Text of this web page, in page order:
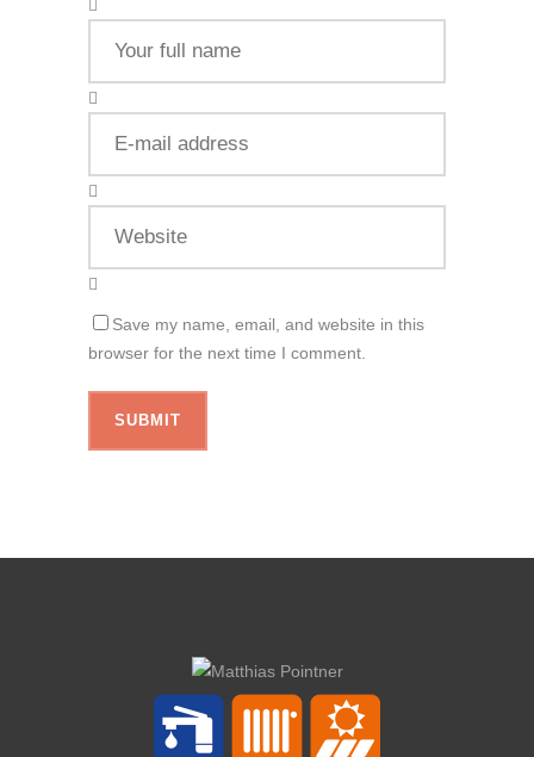
Save my name, email, and website in this
browser for the next time I comment.